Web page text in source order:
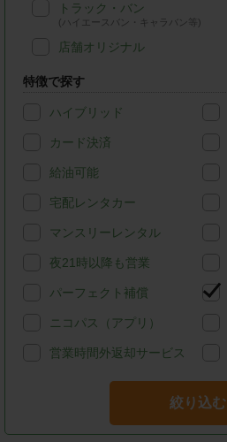
トラック・バン
(ハイエースバン・キャラバン等)
店舗オリジナル
特徴で探す
ハイブリッド
カード決済
給油可能
宅配レンタカー
マンスリーレンタル
夜21時以降も営業
パーフェクト補償
ニコパス（アプリ）
営業時間外返却サービス
絞り込む